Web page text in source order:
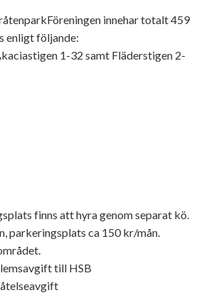
innehar totalt 459
enligt följande:
1-32 samt Fläderstigen 2-
finns att hyra genom separat kö.
parkeringsplats ca 150 kr/mån.
till HSB